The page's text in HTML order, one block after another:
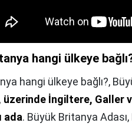
hangi ülkeye
hangi ülkeye bağlı?,
üzerinde İngiltere, Galler
ada. Büyük Britanya